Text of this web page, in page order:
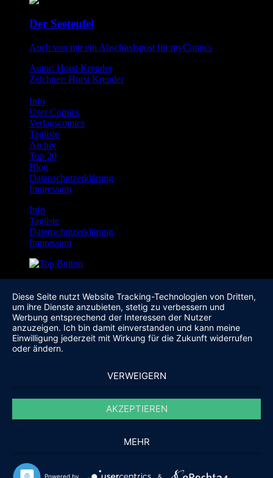
Der Seeteufel
Auch von mir ein Abschiedspost für myComics
Autor: Horst Kreuder
Zeichner: Horst Kreuder
Info
User Comics
Verlagscomics
Tagliste
Archiv
Top 20
Blog
Datenschutzerklärung
Impressum
Info
Tagliste
Datenschutzerklärung
Impressum
Diese Seite nutzt Website Tracking-Technologien von Dritten,
um ihre Dienste anzubieten, stetig zu verbessern und
Werbung entsprechend der Interessen der Nutzer
anzuzeigen. Ich bin damit einverstanden und kann meine
Einwilligung jederzeit mit Wirkung für die Zukunft widerrufen
oder ändern.
VERWEIGERN
AKZEPTIEREN
MEHR
Powered by &